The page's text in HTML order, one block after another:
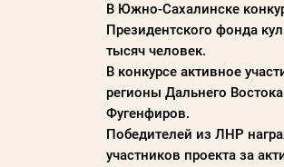
Пароль
Заполняя данную форму вы соглашаетесь с
политикой конфиденциальности
сайта
В Южно-Сахалинске
Президентского фонда
тысяч человек.
В конкурсе активное
регионы Дальнего
Фугенфиров.
Победителей из ЛНР
участников проекта за